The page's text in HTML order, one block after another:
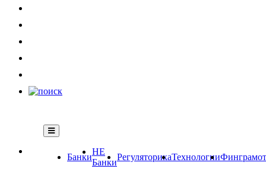
Банки
НЕ
Банки
РегуляторикаТехнологии